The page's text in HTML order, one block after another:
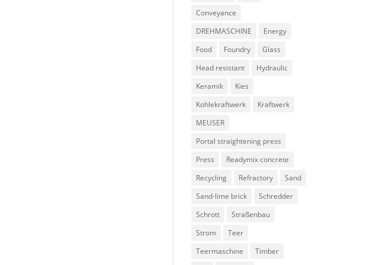
Conveyance
DREHMASCHINE
Energy
Food
Foundry
Glass
Head resistant
Hydraulic
Keramik
Kies
Kohlekraftwerk
Kraftwerk
MEUSER
Portal straightening press
Press
Readymix concrete
Recycling
Refractory
Sand
Sand-lime brick
Schredder
Schrott
Straßenbau
Strom
Teer
Teermaschine
Timber